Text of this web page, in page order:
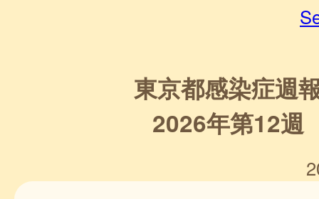
東京都感染症週
2026年第12週